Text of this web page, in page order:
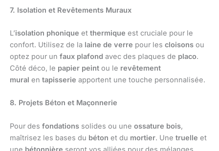
7. Isolation et Revêtements Muraux
L’isolation phonique et thermique est cruciale pour le
confort. Utilisez de la laine de verre pour les cloisons ou
optez pour un faux plafond avec des plaques de placo.
Côté déco, le papier peint ou le revêtement
mural en tapisserie apportent une touche personnalisée.
8. Projets Béton et Maçonnerie
Pour des fondations solides ou une ossature bois,
maîtrisez les bases du béton et du mortier. Une truelle et